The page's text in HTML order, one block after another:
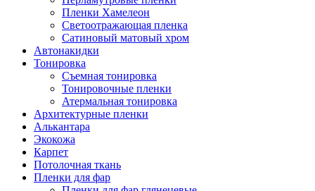
Пленки Хамелеон
Светоотражающая пленка
Сатиновый матовый хром
Автонакидки
Тонировка
Съемная тонировка
Тонировочные пленки
Атермальная тонировка
Архитектурные пленки
Алькантара
Экокожа
Карпет
Потолочная ткань
Пленки для фар